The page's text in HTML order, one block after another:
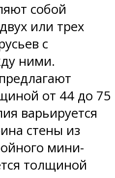
собой
или трех
с
ними.
от 44 до 75
варьируется
стены из
мини-
толщиной